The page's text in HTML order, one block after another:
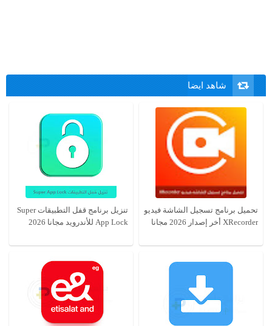
شاهد ايضا
تحميل برنامج تسجيل الشاشة فيديو
XRecorder أخر إصدار 2026 مجانا
تنزيل برنامج قفل التطبيقات Super
App Lock للأندرويد مجانا 2026